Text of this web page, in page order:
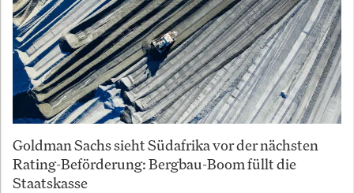
Goldman Sachs sieht Südafrika vor der nächsten
Rating-Beförderung: Bergbau-Boom füllt die
Staatskasse